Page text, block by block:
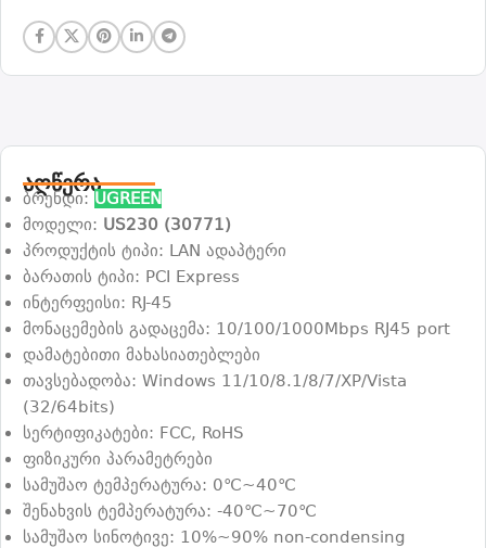
აღწერა
ბრენდი: UGREEN
მოდელი: US230 (30771)
პროდუქტის ტიპი: LAN ადაპტერი
ბარათის ტიპი: PCI Express
ინტერფეისი: RJ-45
მონაცემების გადაცემა: 10/100/1000Mbps RJ45 port
დამატებითი მახასიათებლები
თავსებადობა: Windows 11/10/8.1/8/7/XP/Vista
(32/64bits)
სერტიფიკატები: FCC, RoHS
ფიზიკური პარამეტრები
სამუშაო ტემპერატურა: 0℃~40℃
შენახვის ტემპერატურა: -40℃~70℃
სამუშაო სინოტივე: 10%~90% non-condensing